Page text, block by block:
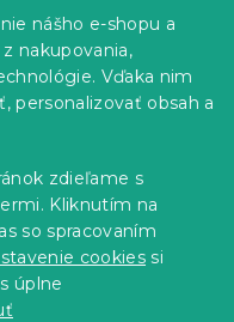
nášho e-shopu a
nakupovania,
Vďaka nim
personalizovať obsah a
zdieľame s
Kliknutím na
so spracovaním
cookies si
úplne
údajov